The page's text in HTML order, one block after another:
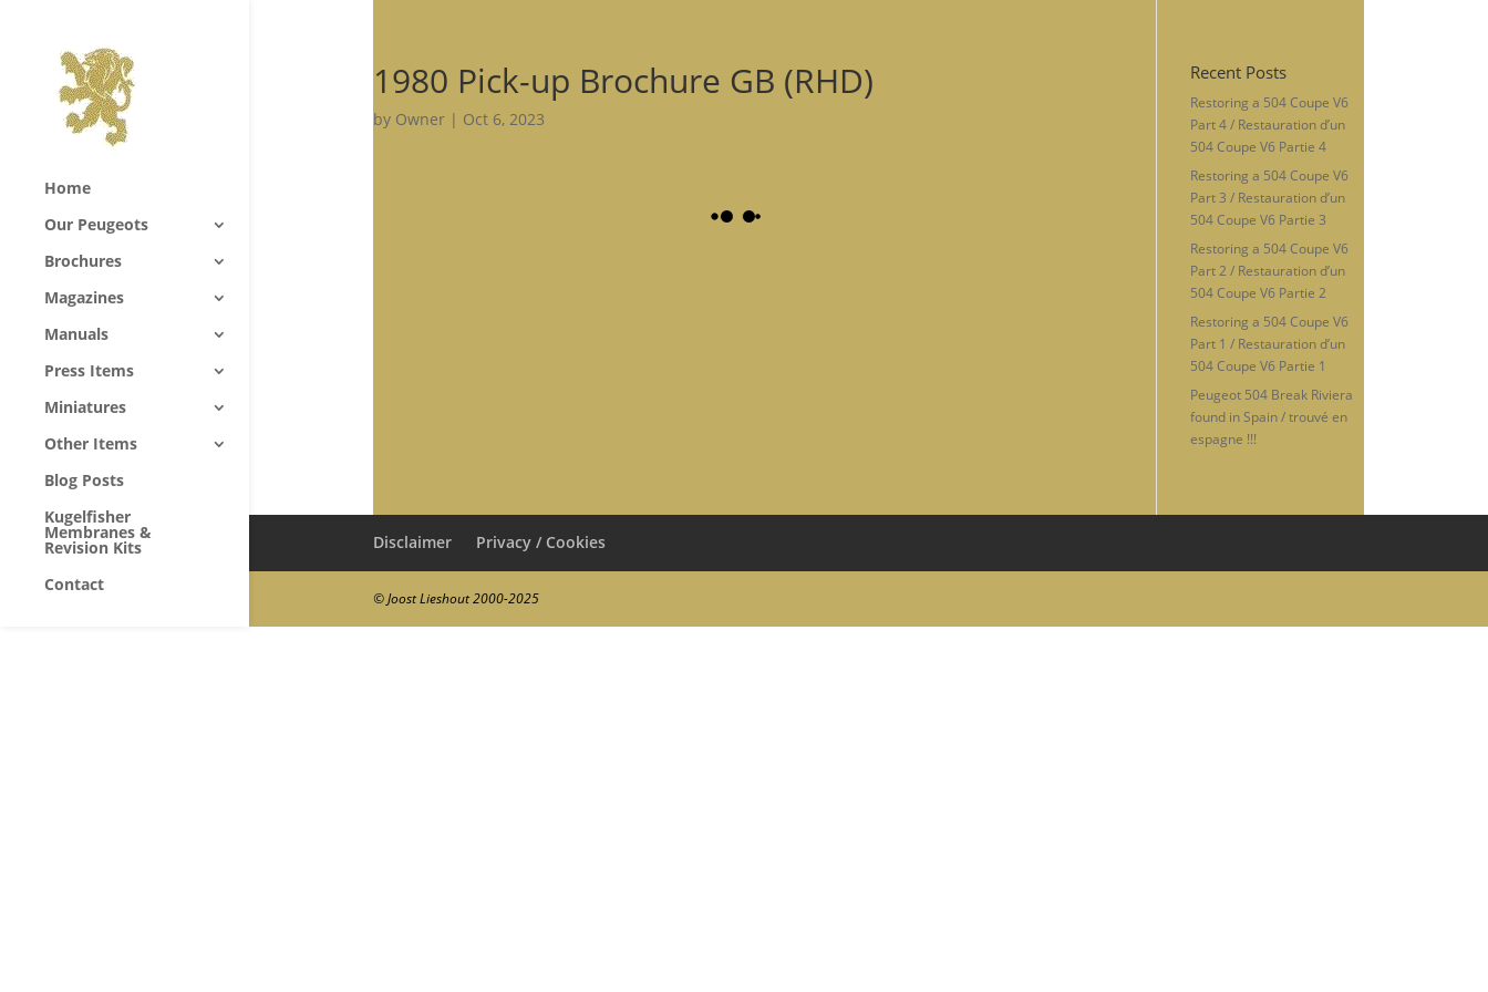
Home
Our Peugeots
Brochures
Magazines
Manuals
Press Items
Miniatures
Other Items
Blog Posts
Kugelfisher
Membranes &
Revision Kits
Contact
1980 Pick-up Brochure GB (RHD)
by Owner| Oct 6, 2023
Recent Posts
Restoring a 504 Coupe V6
Part 4 / Restauration d’un
504 Coupe V6 Partie 4
Restoring a 504 Coupe V6
Part 3 / Restauration d’un
504 Coupe V6 Partie 3
Restoring a 504 Coupe V6
Part 2 / Restauration d’un
504 Coupe V6 Partie 2
Restoring a 504 Coupe V6
Part 1 / Restauration d’un
504 Coupe V6 Partie 1
Peugeot 504 Break Riviera
found in Spain / trouvé en
espagne !!!
Disclaimer Privacy / Cookies
© Joost Lieshout 2000-2025